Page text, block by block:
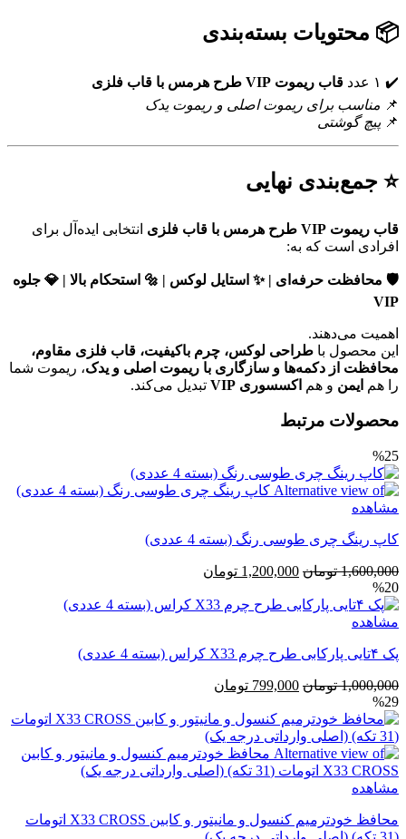
📦 محتویات بسته‌بندی
✔️ ۱ عدد
قاب ریموت VIP طرح هرمس با قاب فلزی
📌 مناسب برای ریموت اصلی و ریموت یدک
📌پیچ گوشتی
⭐ جمع‌بندی نهایی
قاب ریموت VIP طرح هرمس با قاب فلزی
انتخابی ایده‌آل برای
افرادی است که به:
🛡️ محافظت حرفه‌ای | ✨ استایل لوکس | 🔩 استحکام بالا | 💎 جلوه
VIP
اهمیت می‌دهند.
این محصول با طراحی لوکس، چرم باکیفیت، قاب فلزی مقاوم،
محافظت از دکمه‌ها و سازگاری با ریموت اصلی و یدک، ریموت شما
را هم ایمن و هم اکسسوری VIP تبدیل می‌کند.
محصولات مرتبط
%25
مشاهده
کاپ رینگ چری طوسی رنگ (بسته 4 عددی)
1,600,000 تومان قیمت
1,600,000 تومان
1,200,000 تومان
1,200,000 تومان
%20
مشاهده
پک ۴تایی پارکابی طرح چرم X33 کراس (بسته 4 عددی)
1,000,000 تومان قیمت
1,000,000 تومان
بود.
799,000 تومان
799,000 تومان
است.
%29
مشاهده
محافظ خودترمیم کنسول و مانیتور و کابین X33 CROSS اتومات